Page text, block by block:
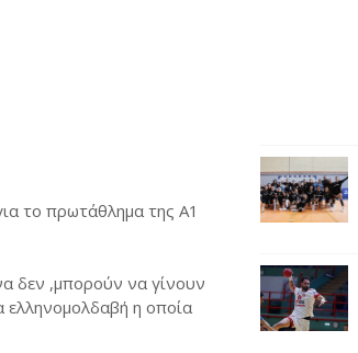
το πρωτάθλημα της Α1
δεν ,μπορούν να γίνουν
ελληνομολδαβή η οποία